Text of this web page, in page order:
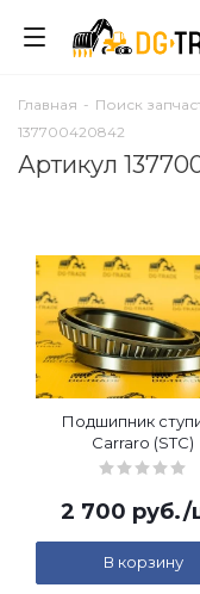
Главная - Поиск
137700420842
Артикул
Подшипник
Carraro (STC)
2 700 руб./
В корзину